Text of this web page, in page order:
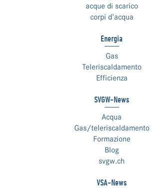
acque di scarico
corpi d’acqua
Energia
Gas
Teleriscaldamento
Efficienza
SVGW-News
Acqua
Gas/teleriscaldamento
Formazione
Blog
svgw.ch
VSA-News